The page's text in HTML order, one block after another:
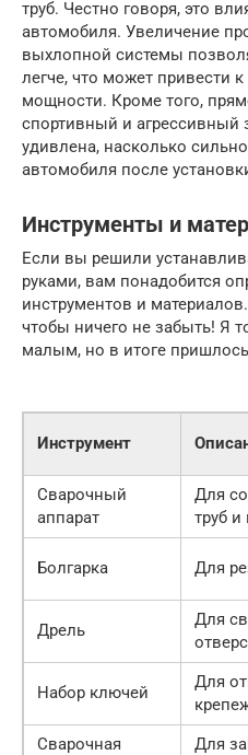
труб. Честно говоря, это
автомобиля. Увеличение
выхлопной системы
легче, что может привести
мощности. Кроме того,
спортивный и
удивлена, насколько
автомобиля после
Инструменты и
Если вы решили
руками, вам понадобится
инструментов и
чтобы ничего не забыть! Я
малым, но в итоге пришлось
Инструмент
Сварочный
аппарат
Для
труб и
Болгарка Для
Дрель
Для
Набор ключей
Для
Сварочная
Для